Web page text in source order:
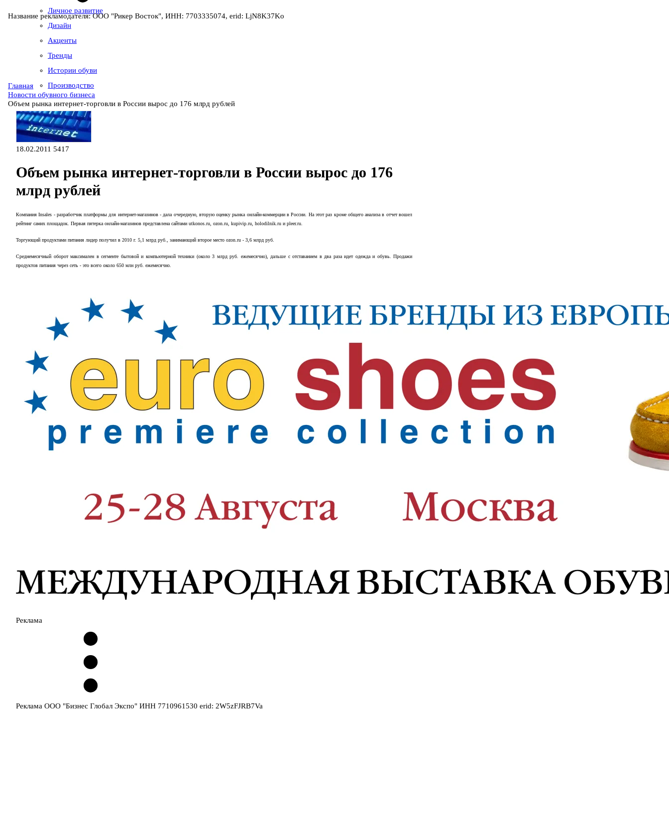
Личное развитие
Дизайн
Акценты
Тренды
Истории обуви
Производство
Название рекламодателя: ООО "Рикер Восток", ИНН: 7703335074, erid: LjN8K37Ko
Главная
Новости обувного бизнеса
Объем рынка интернет-торговли в России вырос до 176 млрд рублей
18.02.2011 5417
Объем рынка интернет-торговли в России вырос до 176
млрд рублей
Компания Insales - разработчик платформы для интернет-магазинов - дала очередную, вторую оценку рынка онлайн-коммерции в России. На этот раз кроме общего анализа в отчет вошел
рейтинг самих площадок. Первая пятерка онлайн-магазинов представлена сайтами utkonos.ru, ozon.ru, kupivip.ru, holodilnik.ru и pleer.ru.
Торгующий продуктами питания лидер получил в 2010 г. 5,1 млрд руб., занимающий второе место ozon.ru - 3,6 млрд руб.
Среднемесячный оборот максимален в сегменте бытовой и компьютерной техники (около 3 млрд руб. ежемесячно), дальше с отставанием в два раза идет одежда и обувь. Продажи
продуктов питания через сеть - это всего около 650 млн руб. ежемесячно.
Реклама
Реклама ООО "Бизнес Глобал Экспо" ИНН 7710961530 erid: 2W5zFJRB7Va